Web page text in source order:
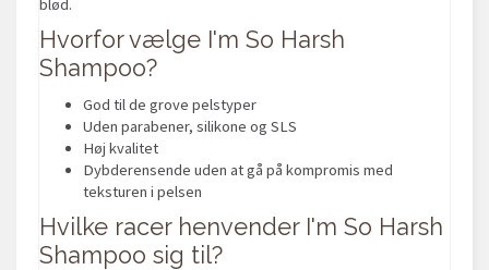
blød.
Hvorfor vælge I'm So Harsh
Shampoo?
God til de grove pelstyper
Uden parabener, silikone og SLS
Høj kvalitet
Dybderensende uden at gå på kompromis med
teksturen i pelsen
Hvilke racer henvender I'm So Harsh
Shampoo sig til?